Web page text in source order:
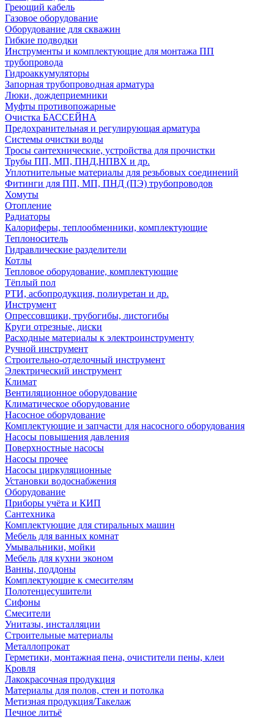
Греющий кабель
Газовое оборудование
Оборудование для скважин
Гибкие подводки
Инструменты и комплектующие для монтажа ПП
трубопровода
Гидроаккумуляторы
Запорная трубопроводная арматура
Люки, дождеприемники
Муфты противопожарные
Очистка БАССЕЙНА
Предохранительная и регулирующая арматура
Системы очистки воды
Тросы сантехнические, устройства для прочистки
Трубы ПП, МП, ПНД,НПВХ и др.
Уплотнительные материалы для резьбовых соединений
Фитинги для ПП, МП, ПНД (ПЭ) трубопроводов
Хомуты
Отопление
Радиаторы
Калориферы, теплообменники, комплектующие
Теплоноситель
Гидравлические разделители
Котлы
Тепловое оборудование, комплектующие
Тёплый пол
РТИ, асбопродукция, полиуретан и др.
Инструмент
Опрессовщики, трубогибы, листогибы
Круги отрезные, диски
Расходные материалы к электроинструменту
Ручной инструмент
Строительно-отделочный инструмент
Электрический инструмент
Климат
Вентиляционное оборудование
Климатическое оборудование
Насосное оборудование
Комплектующие и запчасти для насосного оборудования
Насосы повышения давления
Поверхностные насосы
Насосы прочее
Насосы циркуляционные
Установки водоснабжения
Оборудование
Приборы учёта и КИП
Сантехника
Комплектующие для стиральных машин
Мебель для ванных комнат
Умывальники, мойки
Мебель для кухни эконом
Ванны, поддоны
Комплектующие к смесителям
Полотенцесушители
Сифоны
Смесители
Унитазы, инсталляции
Строительные материалы
Металлопрокат
Герметики, монтажная пена, очистители пены, клеи
Кровля
Лакокрасочная продукция
Материалы для полов, стен и потолка
Метизная продукция/Такелаж
Печное литьё